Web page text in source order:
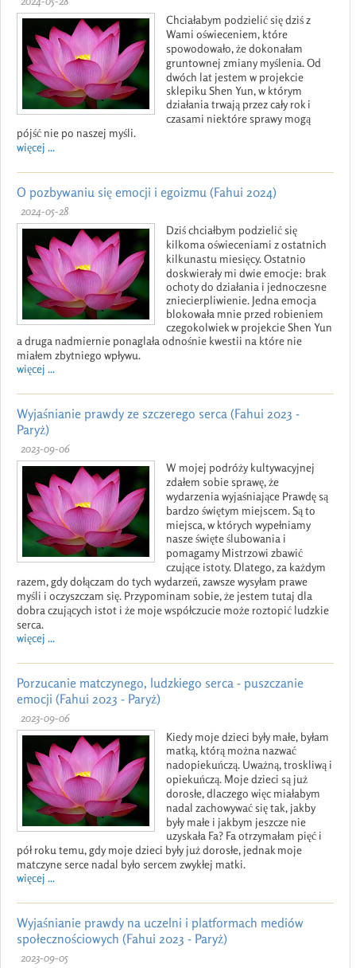
Chciałabym podzielić się dziś z
Wami oświeceniem, które
spowodowało, że dokonałam
gruntownej zmiany myślenia. Od
dwóch lat jestem w projekcie
sklepiku Shen Yun, w którym
działania trwają przez cały rok i
czasami niektóre sprawy mogą
pójść nie po naszej myśli.
więcej ...
O pozbywaniu się emocji i egoizmu (Fahui 2024)
2024-05-28
Dziś chciałbym podzielić się
kilkoma oświeceniami z ostatnich
kilkunastu miesięcy. Ostatnio
doskwierały mi dwie emocje: brak
ochoty do działania i jednoczesne
zniecierpliwienie. Jedna emocja
blokowała mnie przed robieniem
czegokolwiek w projekcie Shen Yun
a druga nadmiernie ponaglała odnośnie kwestii na które nie
miałem zbytniego wpływu.
więcej ...
Wyjaśnianie prawdy ze szczerego serca (Fahui 2023 -
Paryż)
2023-09-06
W mojej podróży kultywacyjnej
zdałem sobie sprawę, że
wydarzenia wyjaśniające Prawdę są
bardzo świętym miejscem. Są to
miejsca, w których wypełniamy
nasze święte ślubowania i
pomagamy Mistrzowi zbawić
czujące istoty. Dlatego, za każdym
razem, gdy dołączam do tych wydarzeń, zawsze wysyłam prawe
myśli i oczyszczam się. Przypominam sobie, że jestem tutaj dla
dobra czujących istot i że moje współczucie może roztopić ludzkie
serca.
więcej ...
Porzucanie matczynego, ludzkiego serca - puszczanie
emocji (Fahui 2023 - Paryż)
2023-09-06
Kiedy moje dzieci były małe, byłam
matką, którą można nazwać
nadopiekuńczą. Uważną, troskliwą i
opiekuńczą. Moje dzieci są już
dorosłe, dlaczego więc miałabym
nadal zachowywać się tak, jakby
były małe i jakbym jeszcze nie
uzyskała Fa? Fa otrzymałam pięć i
pół roku temu, gdy moje dzieci były już dorosłe, jednak moje
matczyne serce nadal było sercem zwykłej matki.
więcej ...
Wyjaśnianie prawdy na uczelni i platformach mediów
społecznościowych (Fahui 2023 - Paryż)
2023-09-05